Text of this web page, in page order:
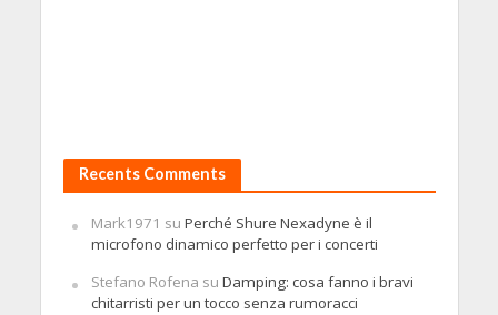
Recents Comments
Mark1971 su Perché Shure Nexadyne è il
microfono dinamico perfetto per i concerti
Stefano Rofena su Damping: cosa fanno i bravi
chitarristi per un tocco senza rumoracci